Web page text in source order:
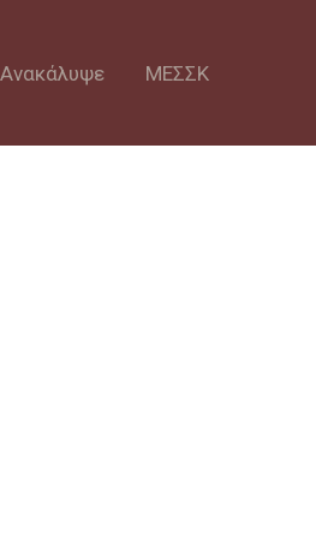
Ανακάλυψε ΜΕΣΣΚ